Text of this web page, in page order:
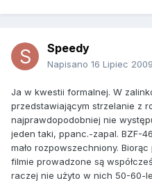
Speedy
Napisano 16 Lipiec 2009
Ja w kwestii formalnej. W
przedstawiającym strzelanie z
najprawdopodobniej nie
jeden taki, ppanc.-zapal. BZF-
mało rozpowszechniony.
filmie prowadzone są
raczej nie użyto w nich 50-60-